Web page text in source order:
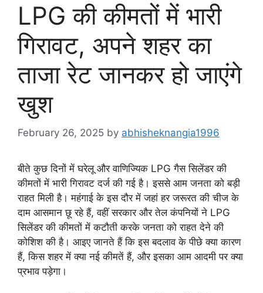
LPG की कीमतों में भारी
गिरावट, अपने शहर का
ताजा रेट जानकर हो जाएंगे
खुश
February 26, 2025 by abhisheknangia1996
बीते कुछ दिनों में घरेलू और वाणिज्यिक LPG गैस सिलेंडर की
कीमतों में भारी गिरावट दर्ज की गई है। इससे आम जनता को बड़ी
राहत मिली है। महंगाई के इस दौर में जहां हर जरूरत की चीज के
दाम आसमान छू रहे हैं, वहीं सरकार और तेल कंपनियों ने LPG
सिलेंडर की कीमतों में कटौती करके जनता को राहत देने की
कोशिश की है। आइए जानते हैं कि इस बदलाव के पीछे क्या कारण
हैं, किस शहर में क्या नई कीमतें हैं, और इसका आम आदमी पर क्या
प्रभाव पड़ेगा।